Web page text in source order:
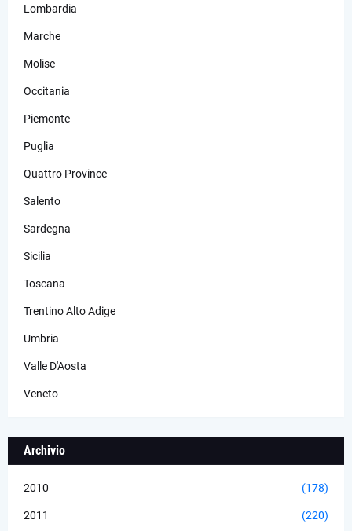
Lombardia
Marche
Molise
Occitania
Piemonte
Puglia
Quattro Province
Salento
Sardegna
Sicilia
Toscana
Trentino Alto Adige
Umbria
Valle D'Aosta
Veneto
Archivio
2010 (178)
2011 (220)